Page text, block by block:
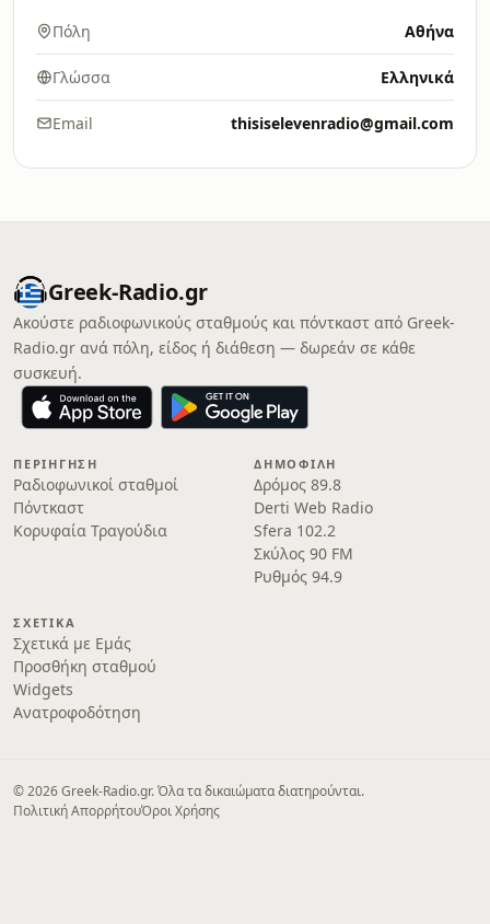
Πόλη Αθήνα
Γλώσσα Ελληνικά
Email thisiselevenradio@gmail.com
Greek-Radio.gr
Ακούστε ραδιοφωνικούς σταθμούς και πόντκαστ από Greek-
Radio.gr ανά πόλη, είδος ή διάθεση — δωρεάν σε κάθε
συσκευή.
ΠΕΡΙΉΓΗΣΗ
Ραδιοφωνικοί σταθμοί
Πόντκαστ
Κορυφαία Τραγούδια
ΔΗΜΟΦΙΛΉ
Δρόμος 89.8
Derti Web Radio
Sfera 102.2
Σκύλος 90 FM
Ρυθμός 94.9
ΣΧΕΤΙΚΆ
Σχετικά με Εμάς
Προσθήκη σταθμού
Widgets
Ανατροφοδότηση
© 2026 Greek-Radio.gr. Όλα τα δικαιώματα διατηρούνται.
Πολιτική ΑπορρήτουΌροι Χρήσης